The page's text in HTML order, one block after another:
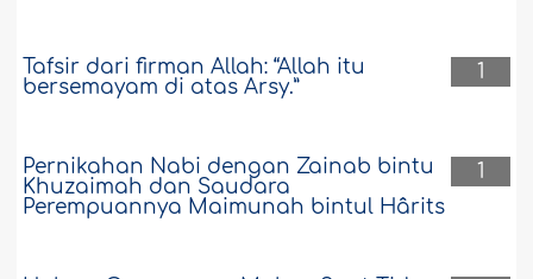
1
Tafsir dari firman Allah: “Allah itu
bersemayam di atas Arsy.”
1
Pernikahan Nabi dengan Zainab bintu
Khuzaimah dan Saudara
Perempuannya Maimunah bintul Hârits